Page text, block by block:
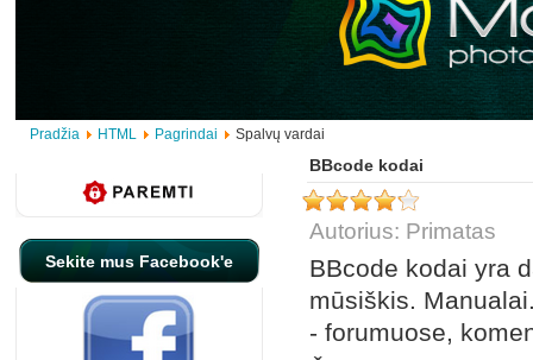
Pradžia HTML Pagrindai Spalvų vardai
Sekite mus Facebook'e
BBcode kodai
Autorius: Primatas
BBcode kodai yra
mūsiškis.
- forumuose,